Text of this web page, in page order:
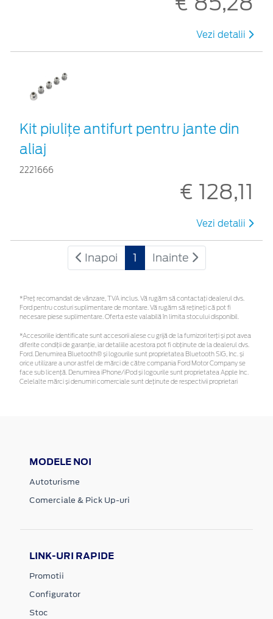
Vezi detalii
Kit piuliţe antifurt pentru jante din
aliaj
2221666
€ 128,11
Vezi detalii
Inapoi 1 Inainte
*Preţ recomandat de vânzare, TVA inclus. Vă rugăm să contactaţi dealerul dvs.
Ford pentru costuri suplimentare de montare. Vă rugăm să rețineți că pot fi
necesare piese suplimentare. Oferta este valabilă în limita stocului disponibil.
*Accesoriile identificate sunt accesorii alese cu grijă de la furnizori terți și pot avea
diferite condiții de garanție, iar detaliile acestora pot fi obținute de la dealerul dvs.
Ford. Denumirea Bluetooth® și logourile sunt proprietatea Bluetooth SIG, Inc. și
orice utilizare a unor astfel de mărci de către compania Ford Motor Company se
face sub licență. Denumirea iPhone/iPod și logourile sunt proprietatea Apple Inc.
Celelalte mărci și denumiri comerciale sunt deținute de respectivii proprietari
MODELE NOI
Autoturisme
Comerciale & Pick Up-uri
LINK-URI RAPIDE
Promotii
Configurator
Stoc